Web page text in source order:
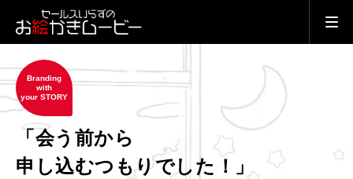
Branding
with
your STORY
「会う前から
申し込むつもりでした！」